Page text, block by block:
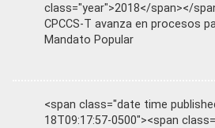
class="year">2018</span></
CPCCS-T avanza en procesos
Mandato Popular
<span class="date time
18T09:17:57-0500"><span